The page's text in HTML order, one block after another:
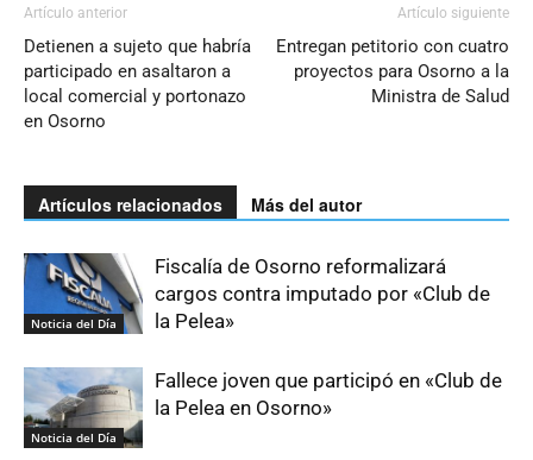
Artículo anterior
Detienen a sujeto que habría
participado en asaltaron a
local comercial y portonazo
en Osorno
Artículo siguiente
Entregan petitorio con cuatro
proyectos para Osorno a la
Ministra de Salud
Artículos relacionados Más del autor
Noticia del Día
Fiscalía de Osorno reformalizará
cargos contra imputado por «Club de
la Pelea»
Noticia del Día
Fallece joven que participó en «Club de
la Pelea en Osorno»